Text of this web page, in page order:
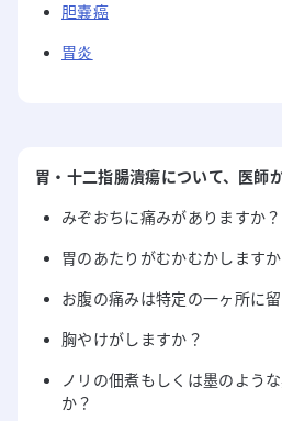
胆嚢癌
胃炎
胃・十二指腸潰瘍について、医師
みぞおちに痛みがありますか？
胃のあたりがむかむかしますか
お腹の痛みは特定の一ヶ所に
胸やけがしますか？
ノリの佃煮もしくは墨のよう
か？